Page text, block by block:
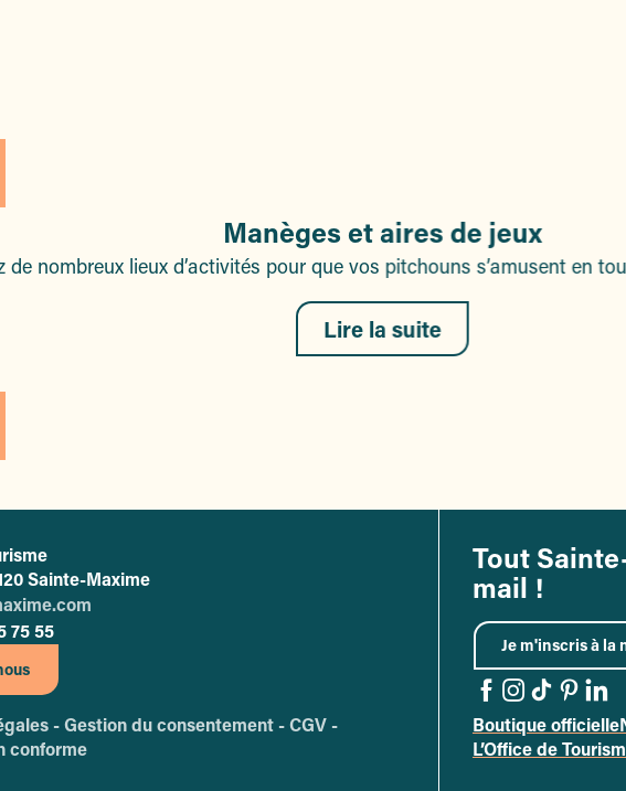
Manèges et aires de jeux
de nombreux lieux d’activités pour que vos pitchouns s’amusent en
Lire la suite
de tourisme de Sainte-Maxime
Sainte-Maxime
75 55
-Gestion du consentement -CGV -
conforme
Tout
mail !
Je m'inscris à la
Accéder à
Accéder
Boutique officielle
L’Office de